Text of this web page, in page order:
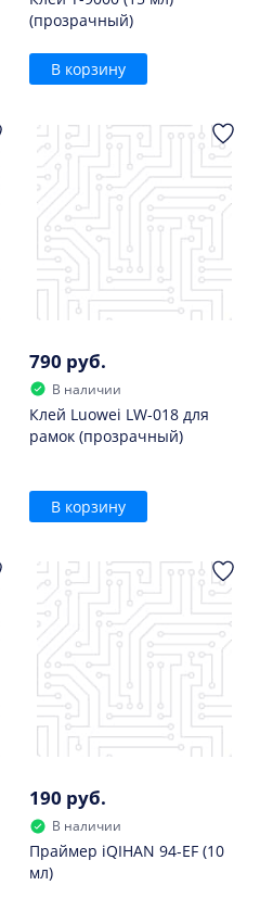
(прозрачный)
В корзину
790 руб.
В наличии
Клей Luowei LW-018 для
рамок (прозрачный)
В корзину
190 руб.
В наличии
Праймер iQIHAN 94-EF (10
мл)